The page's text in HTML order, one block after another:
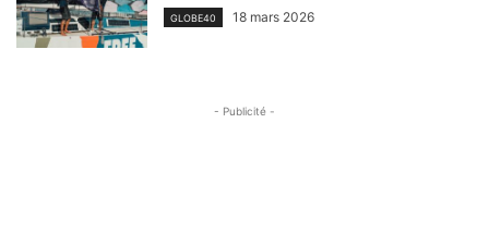
GLOBE40 18 mars 2026
- Publicité -